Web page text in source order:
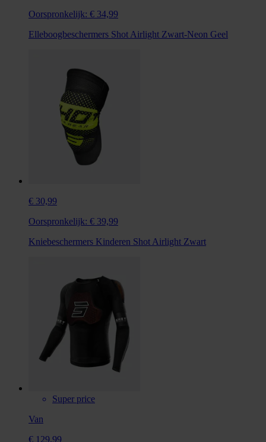
Oorspronkelijk: € 34,99
Elleboogbeschermers Shot Airlight Zwart-Neon Geel
€ 30,99
Oorspronkelijk: € 39,99
Kniebeschermers Kinderen Shot Airlight Zwart
Super price
Van
€ 129,99